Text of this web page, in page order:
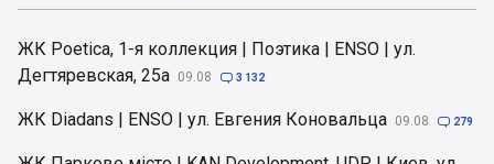
ЖК Poetica, 1-я коллекция | Поэтика | ENSO | ул.
Дегтяревская, 25а 09.08  3 132
ЖК Diadans | ENSO | ул. Евгения Коновальца 09.08  279